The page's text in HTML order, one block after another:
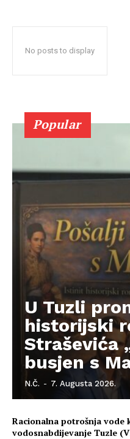
No posts to display
Popular
U Tuzli
historijski
Straševića
busjen s
N.Č. - 7. Augusta 2026.
Racionalna potrošnja vode
vodosnabdijevanje Tuzle